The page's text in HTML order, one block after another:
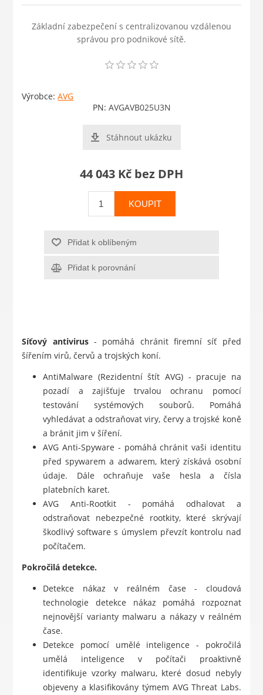
Základní zabezpečení s centralizovanou vzdálenou
správou pro podnikové sítě.
Výrobce: AVG
PN: AVGAVB025U3N
Stáhnout ukázku
44 043 Kč bez DPH
KOUPIT
Přidat k oblíbeným
Přidat k porovnání
Síťový antivirus- pomáhá chránit firemní síť před
šířením virů, červů a trojských koní.
AntiMalware (Rezidentní štít AVG) - pracuje na
pozadí a zajišťuje trvalou ochranu pomocí
testování systémových souborů. Pomáhá
vyhledávat a odstraňovat viry, červy a trojské koně
a bránit jim v šíření.
AVG Anti-Spyware - pomáhá chránit vaši identitu
před spywarem a adwarem, který získává osobní
údaje. Dále ochraňuje vaše hesla a čísla
platebních karet.
AVG Anti-Rootkit - pomáhá odhalovat a
odstraňovat nebezpečné rootkity, které skrývají
škodlivý software s úmyslem převzít kontrolu nad
počítačem.
Pokročilá detekce.
Detekce nákaz v reálném čase - cloudová
technologie detekce nákaz pomáhá rozpoznat
nejnovější varianty malwaru a nákazy v reálném
čase.
Detekce pomocí umělé inteligence - pokročilá
umělá inteligence v počítači proaktivně
identifikuje vzorky malwaru, které dosud nebyly
objeveny a klasifikovány týmem AVG Threat Labs.